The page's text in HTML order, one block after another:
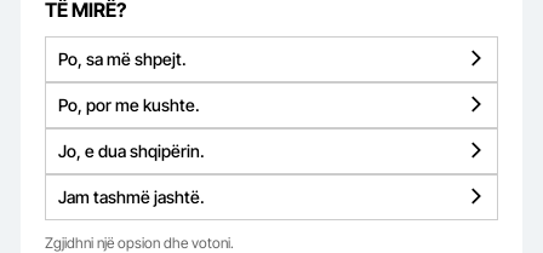
TË MIRË?
Po, sa më shpejt.
Po, por me kushte.
Jo, e dua shqipërin.
Jam tashmë jashtë.
Zgjidhni një opsion dhe votoni.